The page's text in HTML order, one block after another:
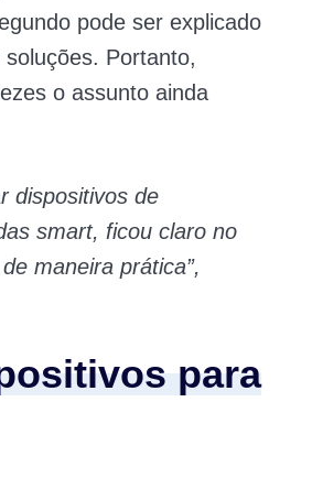
pode ser explicado
Portanto,
o assunto ainda
dispositivos de
smart, ficou claro no
maneira prática”,
para